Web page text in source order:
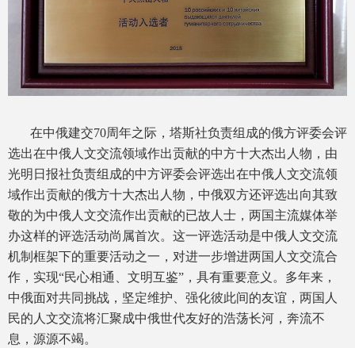
在中俄建交70周年之际，塔斯社负责组成的俄方评委会评
选出在中俄人文交流领域作出贡献的中方十大杰出人物，由
光明日报社负责组成的中方评委会评选出在中俄人文交流领
域作出贡献的俄方十大杰出人物，中俄双方还评选出向其致
敬的为中俄人文交流作出贡献的已故人士，两国主流媒体举
办这样的评选活动尚属首次。这一评选活动是中俄人文交流
机制框架下的重要活动之一，对进一步增进两国人文交流合
作，实现“民心相通、文明互鉴”，具有重要意义。多年来，
中俄面对共同挑战，坚定维护、强化彼此间的友谊，两国人
民的人文交流将汇聚成中俄世代友好的浩荡长河，奔流不
息，源源不竭。